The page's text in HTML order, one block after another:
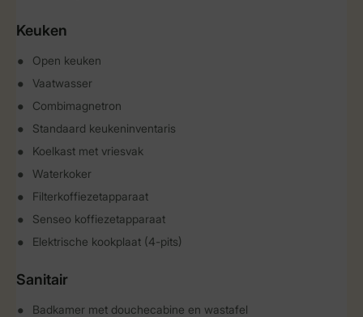
Keuken
Open keuken
Vaatwasser
Combimagnetron
Standaard keukeninventaris
Koelkast met vriesvak
Waterkoker
Filterkoffiezetapparaat
Senseo koffiezetapparaat
Elektrische kookplaat (4-pits)
Sanitair
Badkamer met douchecabine en wastafel